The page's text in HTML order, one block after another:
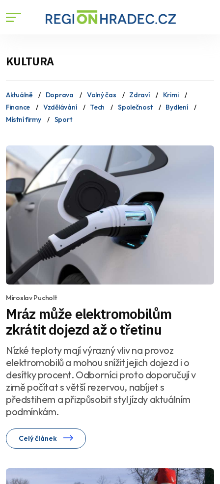
KULTURA
Aktuálně Doprava Volný čas Zdraví
Krimi
Finance
Vzdělávání Tech Společnost
Bydlení
Místní firmy
Sport
Miroslav Pucholt
Mráz může elektromobilům
zkrátit dojezd až o třetinu
Nízké teploty mají výrazný vliv na provoz
elektromobilů a mohou snížit jejich dojezd i o
desítky procent. Odborníci proto doporučují v
zimě počítat s větší rezervou, nabíjet s
předstihem a přizpůsobit styl jízdy aktuálním
podmínkám.
Celý článek